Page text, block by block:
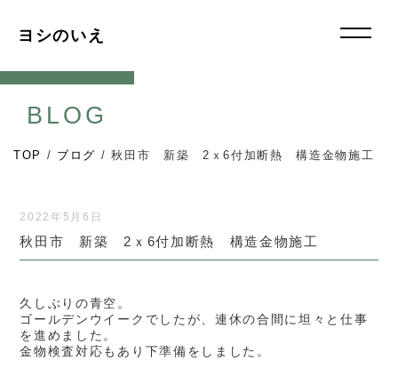
ヨシのいえ
BLOG
TOP / ブログ / 秋田市 新築 2ｘ6付加断熱 構造金物施工
2022年5月6日
秋田市 新築 2ｘ6付加断熱 構造金物施工
久しぶりの青空。
ゴールデンウイークでしたが、連休の合間に坦々と仕事
を進めました。
金物検査対応もあり下準備をしました。